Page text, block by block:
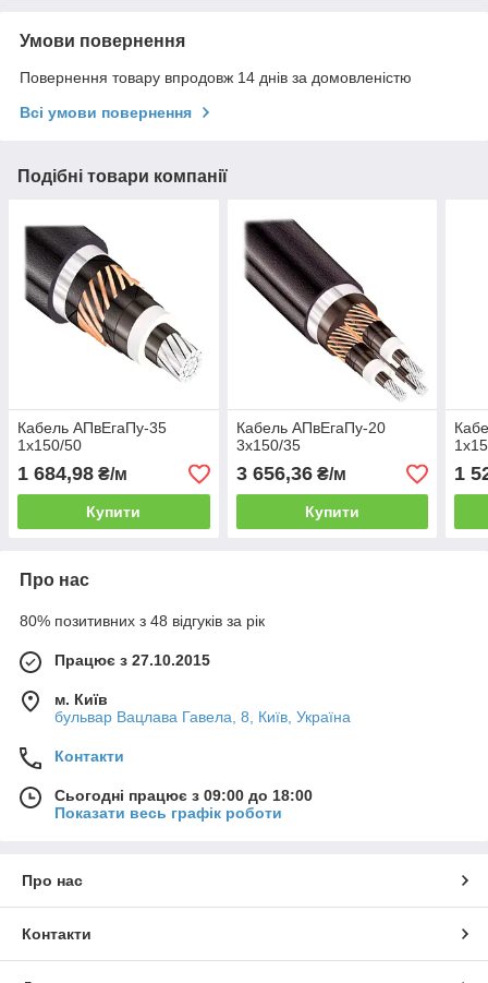
Умови повернення
Повернення товару впродовж 14 днів за домовленістю
Всі умови повернення
Подібні товари компанії
Кабель АПвЕгаПу-35
1х150/50
1 684,98 ₴/м
Купити
Кабель АПвЕгаПу‑20
3х150/35
3 656,36₴/м
Купити
1
Про нас
80% позитивних з 48 відгуків за рік
Працює з 27.10.2015
м. Київ
бульвар Вацлава Гавела, 8, Київ, Україна
Контакти
Сьогодні працює з 09:00 до 18:00
Показати весь графік роботи
Про нас
Контакти